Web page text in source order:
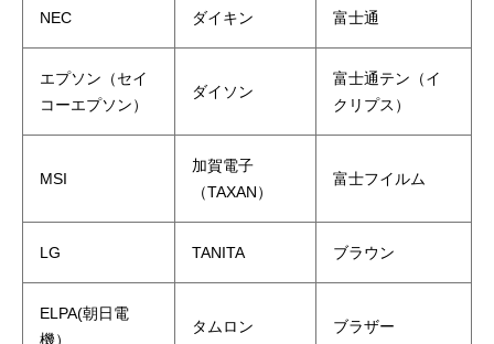
NEC ダイキン 富士通
エプソン（セイ
コーエプソン）
ダイソン
富士通テン（イ
クリプス）
MSI
加賀電子
（TAXAN）
富士フイルム
LG TANITA ブラウン
ELPA(朝日電
機）
タムロン ブラザー